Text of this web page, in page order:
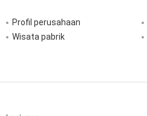
Profil perusahaan
Wisata pabrik